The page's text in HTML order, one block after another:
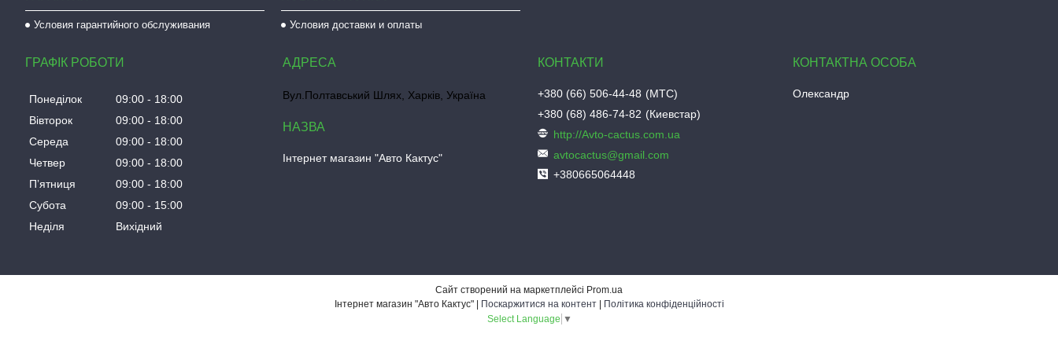
Условия гарантийного обслуживания Условия доставки и оплаты
ГРАФІК РОБОТИ
Понеділок 09:00
18:00
Вівторок
09:00
18:00
Середа
09:00
18:00
Четвер
09:00
18:00
Пʼятниця
09:00
18:00
Субота
09:00
15:00
Неділя
Вихідний
Вул.Полтавський Шлях, Харків, Україна
Інтернет магазин "Авто Кактус"
+380 (66) 506-44-48
МТС
+380 (68) 486-74-82
Киевстар
http://Avto-cactus.com.ua
avtocactus@gmail.com
+380665064448
Олександр
Сайт створений на маркетплейсі Prom.ua
Поскаржитися на контент
Політика конфіденційності
Select Language ▼